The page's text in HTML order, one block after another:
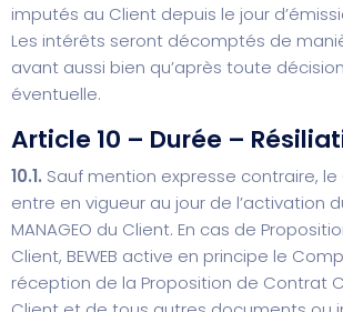
imputés au Client depuis le jour
Les intérêts seront décomptés de
avant aussi bien qu’après toute
éventuelle.
Article 10 – Durée –
10.1. Sauf mention expresse contraire,
entre en vigueur au jour de l’activation
MANAGEO du Client. En cas de
Client, BEWEB active en principe le
réception de la Proposition de Contrat